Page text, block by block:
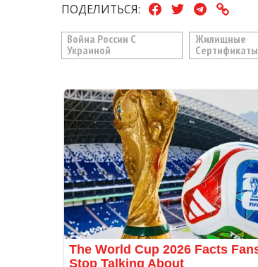
ПОДЕЛИТЬСЯ:
Война России С
Украиной
Жилищные
Сертификаты